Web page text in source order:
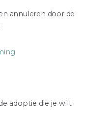
annuleren door de
adoptie die je wilt